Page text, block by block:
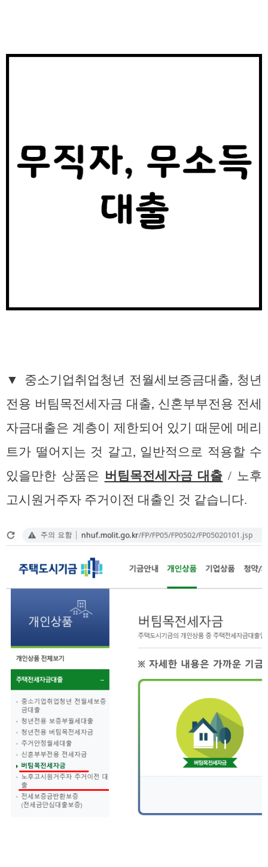
▼ 중소기업취업청년 전월세보증금대출, 청년
전용 버팀목전세자금 대출, 신혼부부전용 전세
자금대출은 계층이 제한되어 있기 때문에 메리
트가 떨어지는 것 갈고, 일반적으로 적용할 수
있을만한 상품은 버팀목전세자금 대출 / 노후
고시원거주자 주거이전 대출인 것 같습니다.